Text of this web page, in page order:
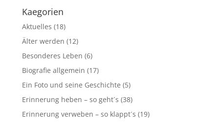
Kaegorien
Aktuelles (18)
Älter werden (12)
Besonderes Leben (6)
Biografie allgemein (17)
Ein Foto und seine Geschichte (5)
Erinnerung heben – so geht´s (38)
Erinnerung verweben – so klappt´s (19)